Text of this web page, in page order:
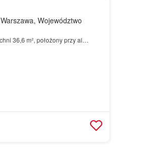
Województwo
36,6 m², położony przy al…